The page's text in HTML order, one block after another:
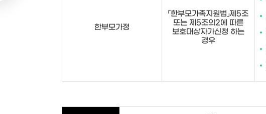
한부모가정
「한부모가족지원법」제5조
또는 제5조의2에 따른
보호대상자가신청 하는
경우